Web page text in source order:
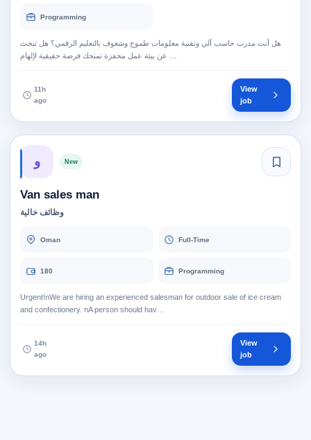
Programming
هل أنت مدرب حاسب آلي وتقنية معلومات طموح وشغوف بالتعليم الرقمي؟ هل تبحث
11h
ago
View
job
و New
Van sales man
وظائف خالية
Oman Full-Time
180 Programming
Urgent!nWe are hiring an experienced salesman for outdoor sale of ice cream
and confectionery. nA person should hav…
14h
ago
View
job